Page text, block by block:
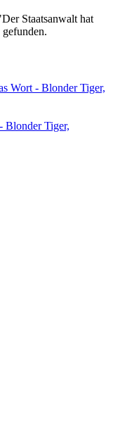
Staatsanwalt hat
Wort - Blonder Tiger,
Blonder Tiger,